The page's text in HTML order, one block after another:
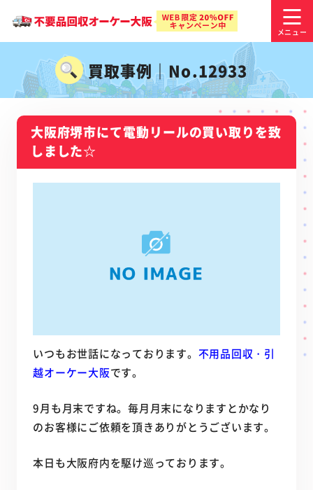
買取事例｜No.12933
大阪府堺市にて電動リールの買い取りを致
しました☆
いつもお世話になっております。 不用品回収・引
越オーケー大阪です。
9月も月末ですね。毎月月末になりますとかなり
のお客様にご依頼を頂きありがとうございます。
本日も大阪府内を駆け巡っております。